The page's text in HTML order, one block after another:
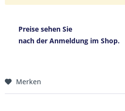
Preise sehen Sie
nach der Anmeldung im Shop.
Merken